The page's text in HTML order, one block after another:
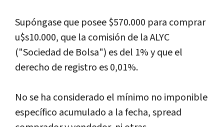
Supóngase que posee $570.000 para comprar
u$s10.000, que la comisión de la ALYC
("Sociedad de Bolsa") es del 1% y que el
derecho de registro es 0,01%.
No se ha considerado el mínimo no imponible
específico acumulado a la fecha, spread